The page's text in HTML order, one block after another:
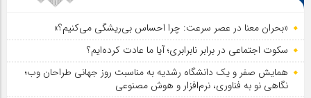
«بحران معنا در عصر سرعت: چرا احساس بی‌ریشگی می‌کنیم؟»
سکوت اجتماعی در برابر نابرابری؛ آیا ما عادت کرده‌ایم؟
همایش صفر و یک دانشگاه رشدیه به مناسبت روز جهانی طراحان وب؛
نگاهی نو به فناوری، نرم‌افزار و هوش مصنوعی